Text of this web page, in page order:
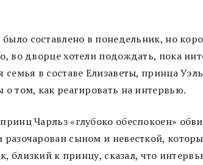
составлено в понедельник, но
во дворце хотели подождать, пока
семья в составе Елизаветы, принца
том, как реагировать на интервью.
Чарльз «глубоко обеспокоен»
сыном и невесткой,
близкий к принцу, сказал, что